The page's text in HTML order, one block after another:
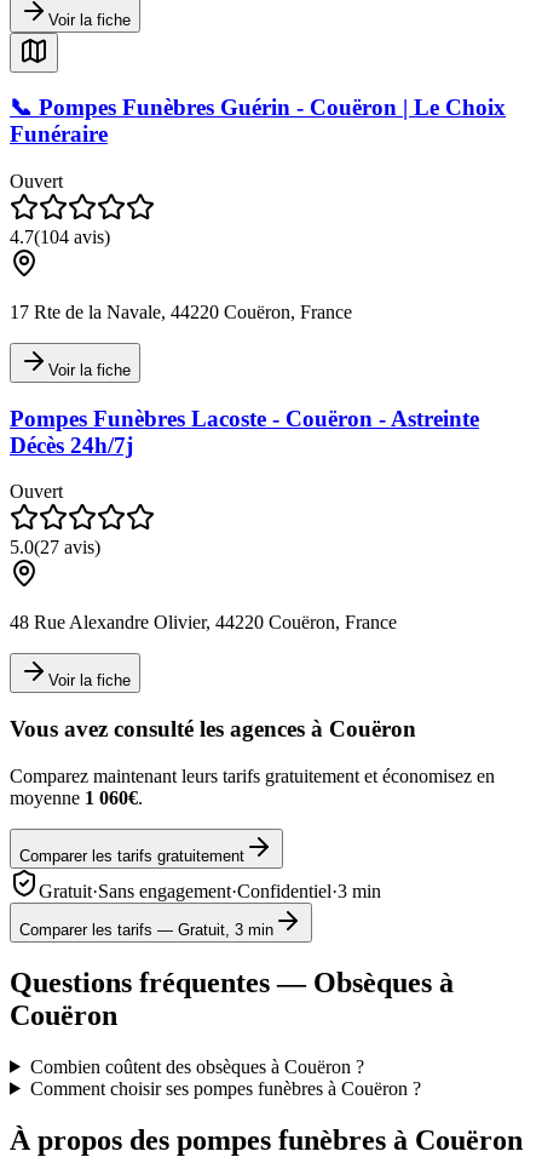
Voir la fiche
📞 Pompes Funèbres Guérin - Couëron | Le Choix
Funéraire
Ouvert
4.7(104 avis)
17 Rte de la Navale, 44220 Couëron, France
Voir la fiche
Pompes Funèbres Lacoste - Couëron - Astreinte
Décès 24h/7j
Ouvert
5.0(27 avis)
48 Rue Alexandre Olivier, 44220 Couëron, France
Voir la fiche
Vous avez consulté les agences à Couëron
Comparez maintenant leurs tarifs gratuitement et économisez en
moyenne 1 060€.
Comparer les tarifs gratuitement
Gratuit·Sans engagement·Confidentiel·3 min
Comparer les tarifs — Gratuit, 3 min
Questions fréquentes — Obsèques à
Couëron
Combien coûtent des obsèques à Couëron ?
Comment choisir ses pompes funèbres à Couëron ?
À propos des pompes funèbres à Couëron